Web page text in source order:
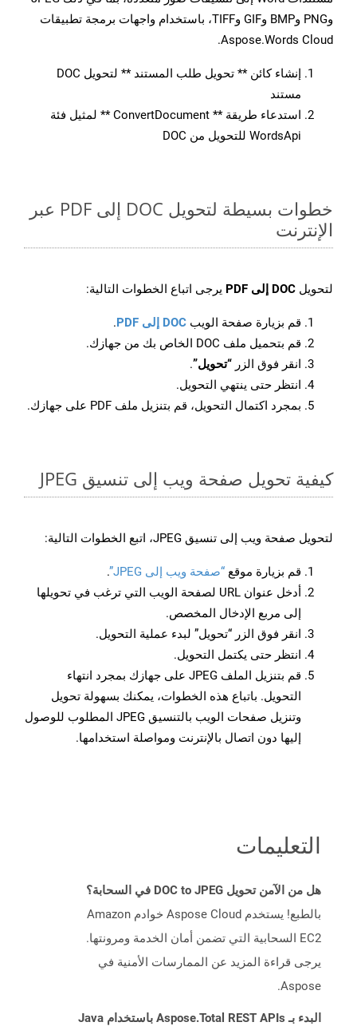
وPNG وBMP وGIF وTIFF، باستخدام واجهات برمجة تطبيقات
Aspose.Words Cloud.
إنشاء كائن ** تحويل طلب المستند ** لتحويل DOC
مستند
استدعاء طريقة ** ConvertDocument ** لمثيل فئة
WordsApi للتحويل من DOC
خطوات بسيطة لتحويل DOC إلى PDF عبر
الإنترنت
لتحويل DOC إلى PDF يرجى اتباع الخطوات التالية:
قم بزيارة صفحة الويب DOC إلى PDF
.
قم بتحميل ملف DOC الخاص بك من جهازك.
انقر فوق الزر “تحويل”.
انتظر حتى ينتهي التحويل.
بمجرد اكتمال التحويل، قم بتنزيل ملف PDF على جهازك.
كيفية تحويل صفحة ويب إلى تنسيق JPEG
لتحويل صفحة ويب إلى تنسيق JPEG، اتبع الخطوات التالية:
قم بزيارة موقع “صفحة ويب إلى JPEG”
.
أدخل عنوان URL لصفحة الويب التي ترغب في تحويلها
إلى مربع الإدخال المخصص.
انقر فوق الزر “تحويل” لبدء عملية التحويل.
انتظر حتى يكتمل التحويل.
قم بتنزيل الملف JPEG على جهازك بمجرد انتهاء
التحويل. باتباع هذه الخطوات، يمكنك بسهولة تحويل
وتنزيل صفحات الويب بالتنسيق JPEG المطلوب للوصول
إليها دون اتصال بالإنترنت ومواصلة استخدامها.
التعليمات
هل من الآمن تحويل DOC to JPEG في السحابة؟
بالطبع! يستخدم Aspose Cloud خوادم Amazon
EC2 السحابية التي تضمن أمان الخدمة ومرونتها.
يرجى قراءة المزيد عن الممارسات الأمنية في
Aspose.
البدء بـ Aspose.Total REST APIs باستخدام Java